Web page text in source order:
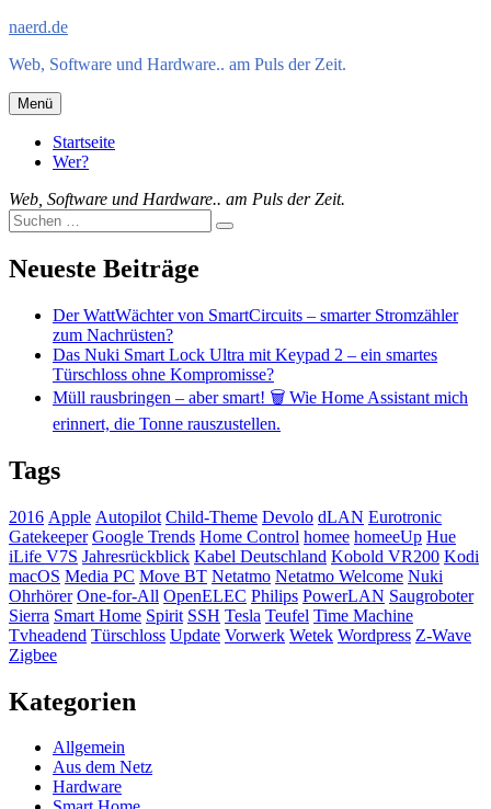
Zum
springen
naerd.de
Web, Software und Hardware.. am Puls der Zeit.
Menü
Startseite
Wer?
Web, Software und Hardware.. am Puls der Zeit.
Suche
nach:
Suche
Neueste Beiträge
Der WattWächter von SmartCircuits – smarter Stromzähler
zum Nachrüsten?
Das Nuki Smart Lock Ultra mit Keypad 2 – ein smartes
Türschloss ohne Kompromisse?
Müll rausbringen – aber smart! 🗑️ Wie Home Assistant mich
erinnert, die Tonne rauszustellen.
Tags
2016 Apple Autopilot Child-Theme Devolo dLAN Eurotronic
Gatekeeper Google Trends Home Control homee homeeUp Hue
iLife V7S Jahresrückblick Kabel Deutschland Kobold VR200 Kodi
macOS Media PC Move BT Netatmo Netatmo Welcome Nuki
Ohrhörer One-for-All OpenELEC Philips PowerLAN Saugroboter
Sierra Smart Home Spirit SSH Tesla Teufel Time Machine
Tvheadend Türschloss Update Vorwerk Wetek Wordpress Z-Wave
Zigbee
Kategorien
Allgemein
Aus dem Netz
Hardware